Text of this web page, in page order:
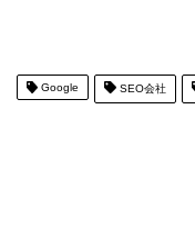
Google SEO会社